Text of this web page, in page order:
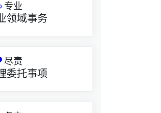
专业
领域事务
尽责
委托事项